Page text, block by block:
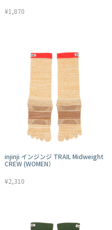
¥1,870
injinji インジンジ TRAIL Midweight
CREW (WOMEN）
¥2,310